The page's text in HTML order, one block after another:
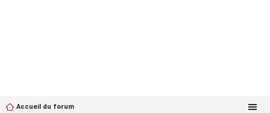
Accueil du forum